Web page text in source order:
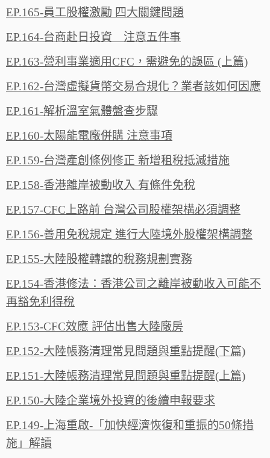
EP.165-員工股權激勵 四大關鍵問題
EP.164-台商赴日投資 注意五件事
EP.163-營利事業適用CFC，需避免的誤區 (上篇)
EP.162-台灣虛擬貨幣交易合規化？業者該如何因應
EP.161-解析溫室氣體盤查步驟
EP.160-太陽能電廠併購 注意事項
EP.159-台灣產創條例修正 新增租稅抵減措施
EP.158-香港離岸被動收入 有條件免稅
EP.157-CFC上路前 台灣公司股權架構必須調整
EP.156-善用免稅規定 進行大陸境外股權架構調整
EP.155-大陸股權轉讓的稅務規劃實務
EP.154-香港修法：香港公司之離岸被動收入可能不
再豁免利得稅
EP.153-CFC效應 評估出售大陸廠房
EP.152-大陸帳務清理常見問題與重點提醒(下篇)
EP.151-大陸帳務清理常見問題與重點提醒(上篇)
EP.150-大陸企業境外投資的後續申報要求
EP.149-上海重啟-「加快經濟恢復和重振的50條措
施」解讀